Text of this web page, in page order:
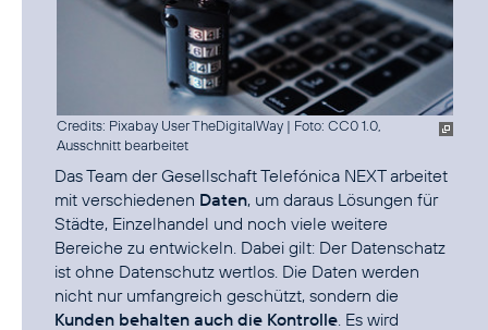
Credits: Pixabay User TheDigitalWay | Foto: CC0 1.0,
Ausschnitt bearbeitet
Das Team der Gesellschaft Telefónica NEXT arbeitet
mit verschiedenen Daten, um daraus Lösungen für
Städte, Einzelhandel und noch viele weitere
Bereiche zu entwickeln. Dabei gilt: Der Datenschatz
ist ohne Datenschutz wertlos. Die Daten werden
nicht nur umfangreich geschützt, sondern die
Kunden behalten auch die Kontrolle . Es wird